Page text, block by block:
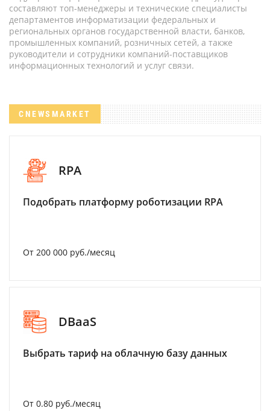
составляют топ-менеджеры и технические специалисты
департаментов информатизации федеральных и
региональных органов государственной власти, банков,
промышленных компаний, розничных сетей, а также
руководители и сотрудники компаний-поставщиков
информационных технологий и услуг связи.
CNEWSMARKET
RPA
Подобрать платформу роботизации RPA
От 200 000 руб./месяц
DBaaS
Выбрать тариф на облачную базу данных
От 0.80 руб./месяц